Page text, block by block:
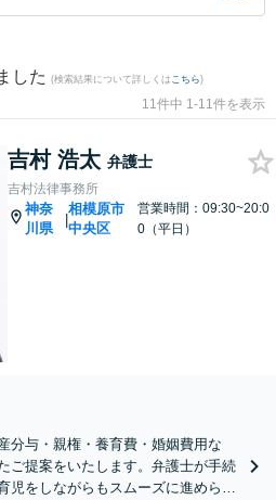
した (検索結果について詳しくは こちら)
11件中 1-11件を表示
吉村 浩太 弁護士
吉村法律事務所
神奈
川県
|
相模原市
中央区
営業時間：09:30~20:0
0（平日）
分与・親権・養育費・婚姻費用な
ご提案をいたします。弁護士が手続
児をしながらもスムーズに進められ